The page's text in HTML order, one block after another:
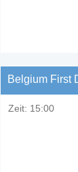
Belgium First
Zeit: 15:00